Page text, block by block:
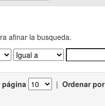
afinar la busqueda.
página | Ordenar por